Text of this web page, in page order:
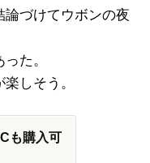
論づけてウボンの夜
た。
しそう。
も購入可